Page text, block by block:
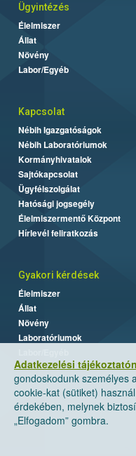
Adatkezelési
gondoskodunk személyes
cookie-kat (sütiket)
érdekében, melynek
„Elfogadom” gombra.
Ügyintézés
Élelmiszer
Állat
Növény
Labor/Egyéb
Kapcsolat
Nébih Igazgatóságok
Nébih Laboratóriumok
Kormányhivatalok
Sajtókapcsolat
Ügyfélszolgálat
Hatósági jogsegély
Élelmiszermentő Központ
Hírlevél feliratkozás
Gyakori kérdések
Élelmiszer
Állat
Növény
Laboratóriumok